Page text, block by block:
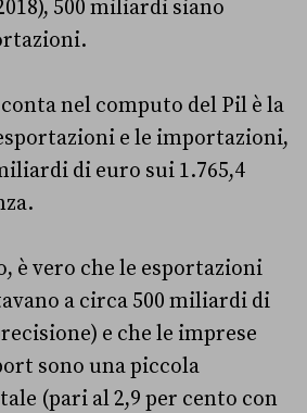
500 miliardi siano
nel computo del Pil è la
e le importazioni,
di euro sui 1.765,4
è vero che le esportazioni
a circa 500 miliardi di
e che le imprese
sono una piccola
(pari al 2,9 per cento con